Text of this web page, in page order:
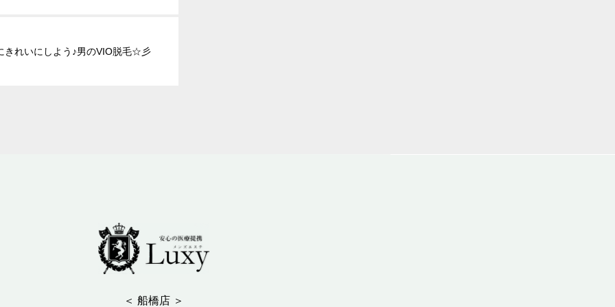
きれいにしよう♪男のVIO脱毛☆彡
＜ 船橋店 ＞